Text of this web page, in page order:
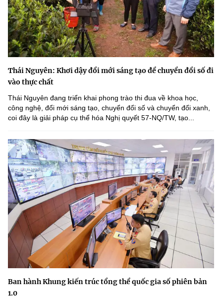
Thái Nguyên: Khơi dậy đổi mới sáng tạo để chuyển đổi số đi
vào thực chất
Thái Nguyên đang triển khai phong trào thi đua về khoa học,
công nghệ, đổi mới sáng tạo, chuyển đổi số và chuyển đổi xanh,
coi đây là giải pháp cụ thể hóa Nghị quyết 57-NQ/TW, tạo...
Ban hành Khung kiến trúc tổng thể quốc gia số phiên bản
1.0